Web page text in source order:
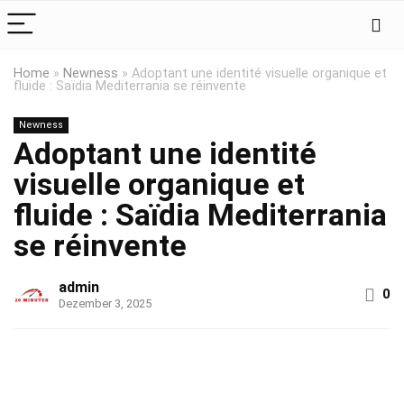
Home » Newness » Adoptant une identité visuelle organique et
fluide : Saïdia Mediterrania se réinvente
Newness
Adoptant une identité
visuelle organique et
fluide : Saïdia Mediterrania
se réinvente
admin
Dezember 3, 2025
0